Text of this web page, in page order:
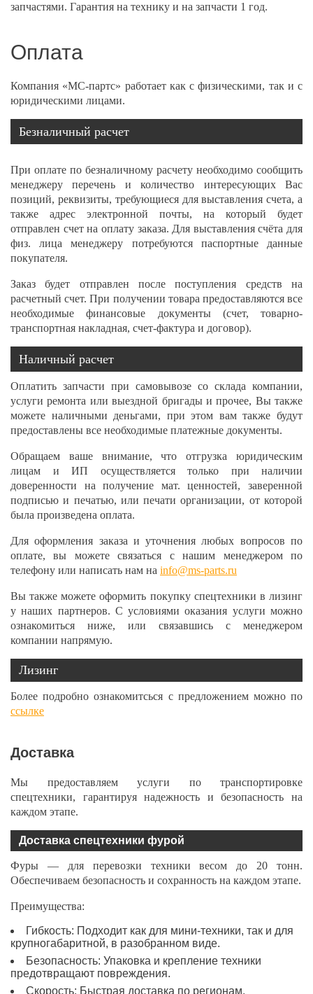
запчастями. Гарантия на технику и на запчасти 1 год.
Оплата
Компания «МС-партс» работает как с физическими, так и с
юридическими лицами.
Безналичный расчет
При оплате по безналичному расчету необходимо сообщить
менеджеру перечень и количество интересующих Вас
позиций, реквизиты, требующиеся для выставления счета, а
также адрес электронной почты, на который будет
отправлен счет на оплату заказа. Для выставления счёта для
физ. лица менеджеру потребуются паспортные данные
покупателя.
Заказ будет отправлен после поступления средств на
расчетный счет. При получении товара предоставляются все
необходимые финансовые документы (счет, товарно-
транспортная накладная, счет-фактура и договор).
Наличный расчет
Оплатить запчасти при самовывозе со склада компании,
услуги ремонта или выездной бригады и прочее, Вы также
можете наличными деньгами, при этом вам также будут
предоставлены все необходимые платежные документы.
Обращаем ваше внимание, что отгрузка юридическим
лицам и ИП осуществляется только при наличии
доверенности на получение мат. ценностей, заверенной
подписью и печатью, или печати организации, от которой
была произведена оплата.
Для оформления заказа и уточнения любых вопросов по
оплате, вы можете связаться с нашим менеджером по
телефону или написать нам на info@ms-parts.ru
Вы также можете оформить покупку спецтехники в лизинг
у наших партнеров. С условиями оказания услуги можно
ознакомиться ниже, или связавшись с менеджером
компании напрямую.
Лизинг
Более подробно ознакомитсься с предложением можно по
ссылке
Доставка
Мы предоставляем услуги по транспортировке
спецтехники, гарантируя надежность и безопасность на
каждом этапе.
Доставка спецтехники фурой
Фуры — для перевозки техники весом до 20 тонн.
Обеспечиваем безопасность и сохранность на каждом этапе.
Преимущества:
Гибкость: Подходит как для мини-техники, так и для
крупногабаритной, в разобранном виде.
Безопасность: Упаковка и крепление техники
предотвращают повреждения.
Скорость: Быстрая доставка по регионам.